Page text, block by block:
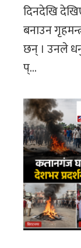
दिनदेखि
बनाउन
छन् । उनले
प्...